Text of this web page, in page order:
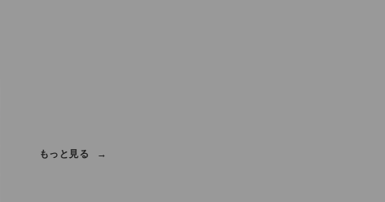
もっと見る